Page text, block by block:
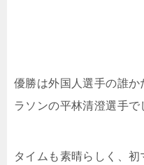
優勝は外国人選手の誰
ラソンの平林清澄選手で
タイムも素晴らしく、